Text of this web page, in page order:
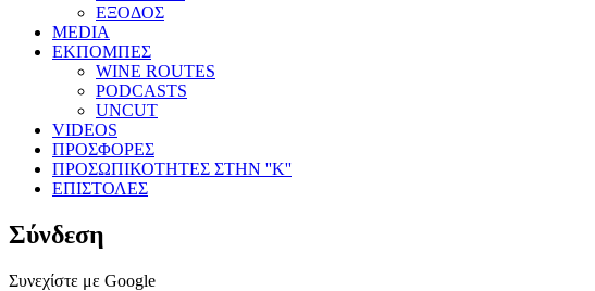
ΕΞΟΔΟΣ
MEDIA
ΕΚΠΟΜΠΕΣ
WINE ROUTES
PODCASTS
UNCUT
VIDEOS
ΠΡΟΣΦΟΡΕΣ
ΠΡΟΣΩΠΙΚΟΤΗΤΕΣ ΣΤΗΝ ''Κ''
ΕΠΙΣΤΟΛΕΣ
Σύνδεση
Συνεχίστε με Google